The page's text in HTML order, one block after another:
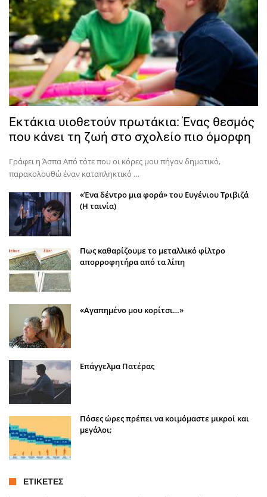
Εκτάκια υιοθετούν πρωτάκια: Ένας θεσμός
που κάνει τη ζωή στο σχολείο πιο όμορφη
Γράφει η Άσπα Από τότε που οι κόρες μου πήγαν δημοτικό,
παρακολουθώ έναν καταπληκτικό …
«Ένα δέντρο μια φορά» του Ευγένιου Τριβιζά
(Η ταινία)
Πως καθαρίζουμε το μεταλλικό φίλτρο
απορροφητήρα από τα λίπη
«Αγαπημένο μου κορίτσι…»
Επάγγελμα Πατέρας
Πόσες ώρες πρέπει να κοιμόμαστε μικροί και
μεγάλοι;
ΕΤΙΚΈΤΕΣ